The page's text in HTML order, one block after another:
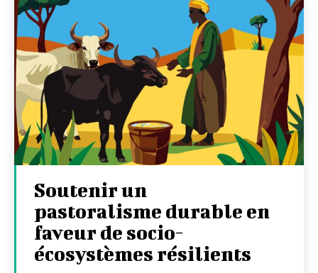
Soutenir un
pastoralisme durable en
faveur de socio-
écosystèmes résilients